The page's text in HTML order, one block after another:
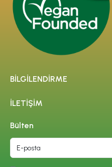
BİLGİLENDİRME
İLETİŞİM
Bülten